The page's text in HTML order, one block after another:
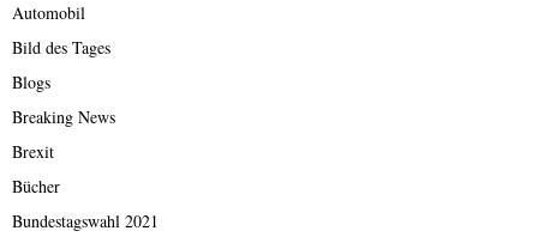
Automobil
Bild des Tages
Blogs
Breaking News
Brexit
Bücher
Bundestagswahl 2021